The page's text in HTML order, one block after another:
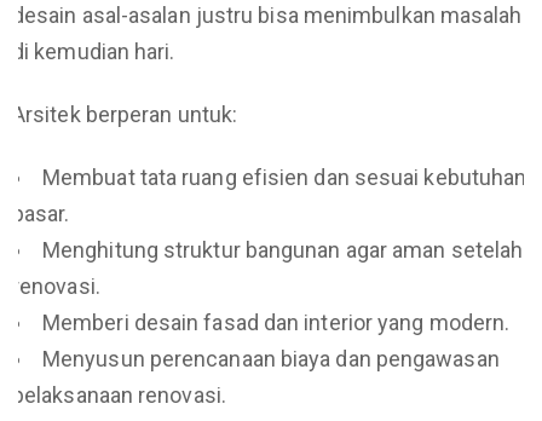
desain asal-asalan justru bisa menimbulkan masalah
di kemudian hari.
Arsitek berperan untuk:
Membuat tata ruang efisien dan sesuai kebutuhan
pasar.
Menghitung struktur bangunan agar aman setelah
renovasi.
Memberi desain fasad dan interior yang modern.
Menyusun perencanaan biaya dan pengawasan
pelaksanaan renovasi.